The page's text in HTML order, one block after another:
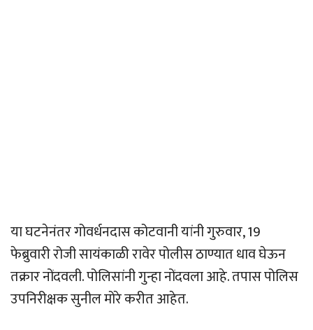
या घटनेनंतर गोवर्धनदास कोटवानी यांनी गुरुवार, 19
फेब्रुवारी रोजी सायंकाळी रावेर पोलीस ठाण्यात धाव घेऊन
तक्रार नोंदवली. पोलिसांनी गुन्हा नोंदवला आहे. तपास पोलिस
उपनिरीक्षक सुनील मोरे करीत आहेत.